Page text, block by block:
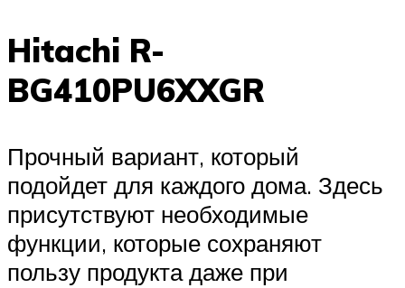
Hitachi R-
BG410PU6XXGR
Прочный вариант, который
подойдет для каждого дома. Здесь
присутствуют необходимые
функции, которые сохраняют
пользу продукта даже при